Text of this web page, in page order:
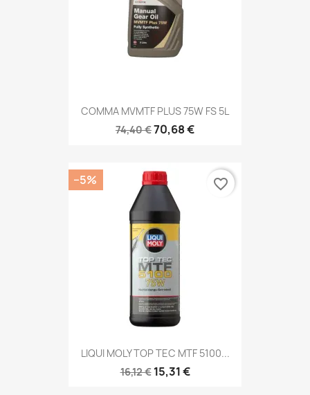
COMMA MVMTF PLUS 75W FS 5L
74,40 €70,68 €
LIQUI MOLY TOP TEC MTF 5100...
16,12 € 15,31 €
−5% favorite_border